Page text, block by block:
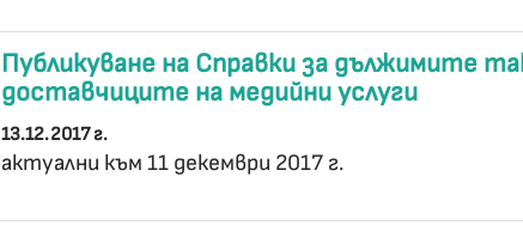
Публикуване на Справки за дължимите
доставчиците на медийни услуги
13.12.2017 г.
актуални към 11 декември 2017 г.